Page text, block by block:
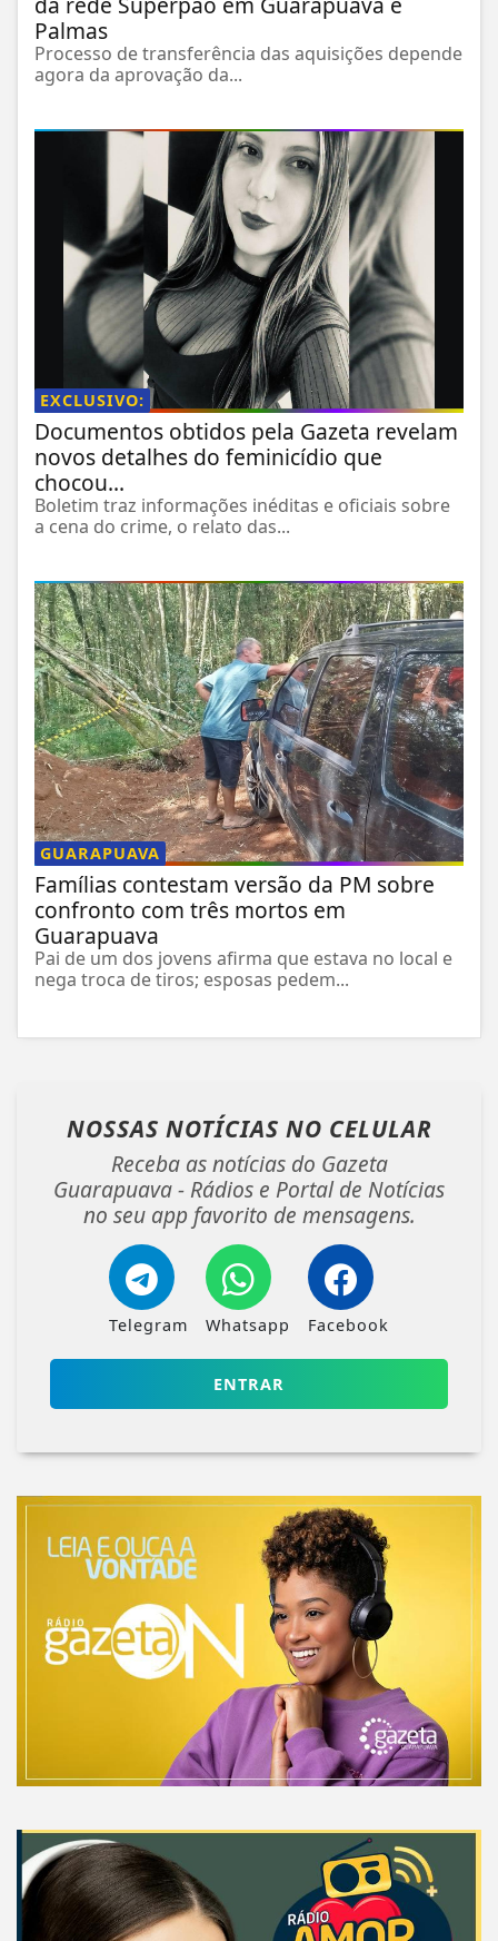
Palmas
Processo de transferência das aquisições depende
agora da aprovação da...
EXCLUSIVO:
Documentos obtidos pela Gazeta revelam
novos detalhes do feminicídio que
chocou...
Boletim traz informações inéditas e oficiais sobre
a cena do crime, o relato das...
GUARAPUAVA
Famílias contestam versão da PM sobre
confronto com três mortos em
Guarapuava
Pai de um dos jovens afirma que estava no local e
nega troca de tiros; esposas pedem...
NOSSAS NOTÍCIAS NO CELULAR
Receba as notícias do Gazeta
Guarapuava - Rádios e Portal de Notícias
no seu app favorito de mensagens.
Telegram Whatsapp Facebook
ENTRAR